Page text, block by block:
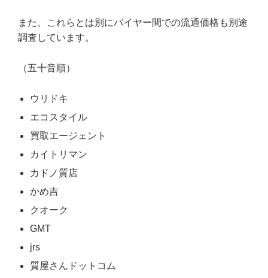
また、これらとは別にバイヤー間での流通価格も別途
調査しています。
（五十音順）
ウリドキ
エコスタイル
買取エージェント
カイトリマン
カドノ質店
かめ吉
クオーク
GMT
jrs
質屋さんドットコム